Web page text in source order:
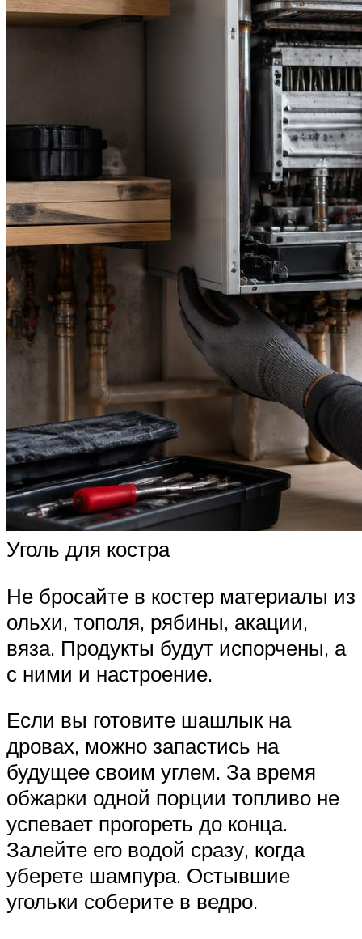
Уголь для костра
Не бросайте в костер материалы из
ольхи, тополя, рябины, акации,
вяза. Продукты будут испорчены, а
с ними и настроение.
Если вы готовите шашлык на
дровах, можно запастись на
будущее своим углем. За время
обжарки одной порции топливо не
успевает прогореть до конца.
Залейте его водой сразу, когда
уберете шампура. Остывшие
угольки соберите в ведро.